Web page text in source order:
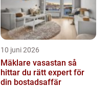
10 juni 2026
Mäklare vasastan så
hittar du rätt expert för
din bostadsaffär